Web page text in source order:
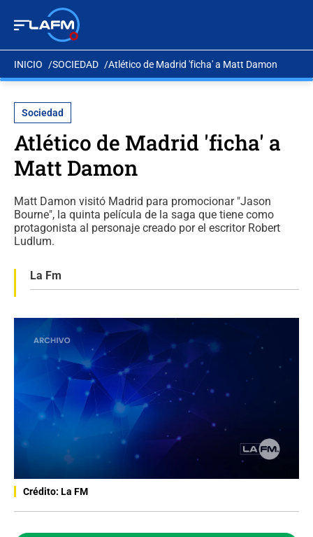
INICIO SOCIEDAD Atlético de Madrid 'ficha' a Matt Damon
Sociedad
Atlético de Madrid 'ficha' a
Matt Damon
Matt Damon visitó Madrid para promocionar "Jason
Bourne", la quinta película de la saga que tiene como
protagonista al personaje creado por el escritor Robert
Ludlum.
La Fm
Crédito: La FM